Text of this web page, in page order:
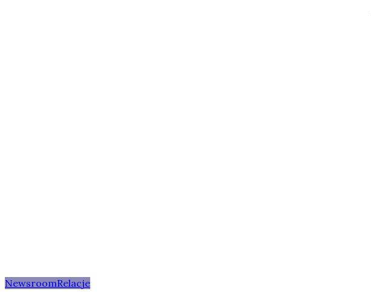
NewsroomRelacje